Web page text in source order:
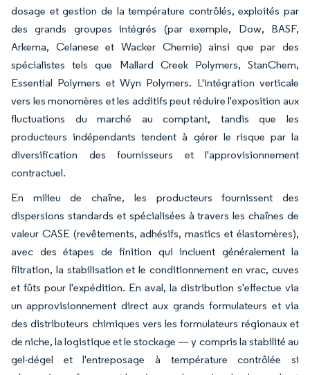
dosage et gestion de la température contrôlés, exploités par
des grands groupes intégrés (par exemple, Dow, BASF,
Arkema, Celanese et Wacker Chemie) ainsi que par des
spécialistes tels que Mallard Creek Polymers, StanChem,
Essential Polymers et Wyn Polymers. L'intégration verticale
vers les monomères et les additifs peut réduire l'exposition aux
fluctuations du marché au comptant, tandis que les
producteurs indépendants tendent à gérer le risque par la
diversification des fournisseurs et l'approvisionnement
contractuel.
En milieu de chaîne, les producteurs fournissent des
dispersions standards et spécialisées à travers les chaînes de
valeur CASE (revêtements, adhésifs, mastics et élastomères),
avec des étapes de finition qui incluent généralement la
filtration, la stabilisation et le conditionnement en vrac, cuves
et fûts pour l'expédition. En aval, la distribution s'effectue via
un approvisionnement direct aux grands formulateurs et via
des distributeurs chimiques vers les formulateurs régionaux et
de niche, la logistique et le stockage — y compris la stabilité au
gel-dégel et l'entreposage à température contrôlée si